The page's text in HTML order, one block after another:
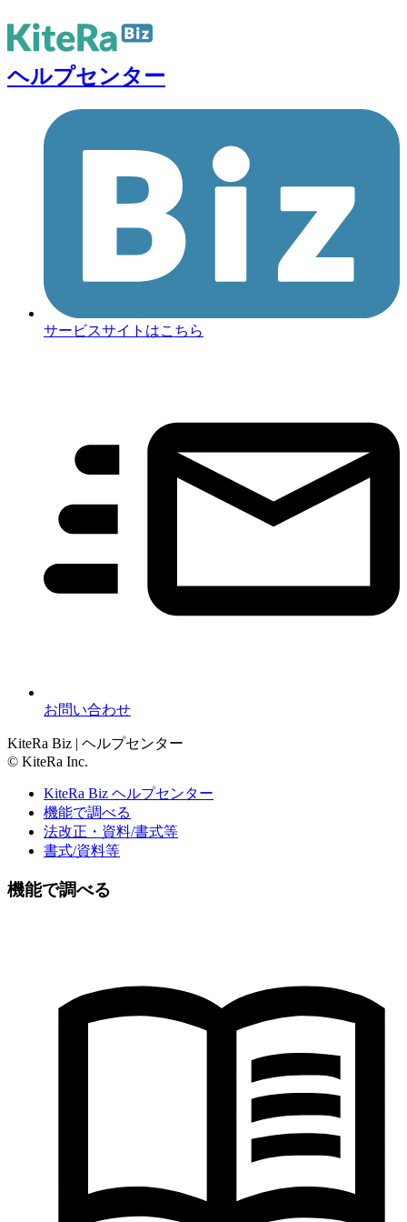
ヘルプセンター
サービスサイトはこちら
お問い合わせ
KiteRa Biz | ヘルプセンター
© KiteRa Inc.
KiteRa Biz ヘルプセンター
機能で調べる
法改正・資料/書式等
書式/資料等
機能で調べる